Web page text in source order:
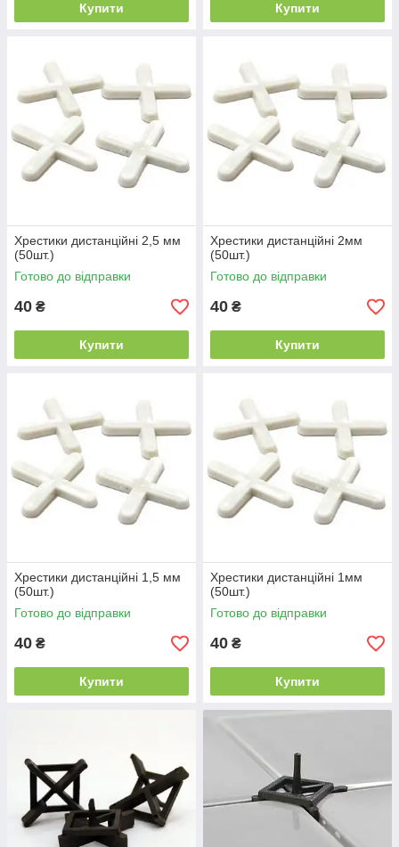
Купити Купити
Хрестики дистанційні 2,5 мм
(50шт.)
Готово до відправки
40 ₴
Купити
Хрестики дистанційні 2мм
(50шт.)
Готово до відправки
40 ₴
Купити
Хрестики дистанційні 1,5 мм
(50шт.)
Готово до відправки
40 ₴
Купити
Хрестики дистанційні 1мм
(50шт.)
Готово до відправки
40 ₴
Купити